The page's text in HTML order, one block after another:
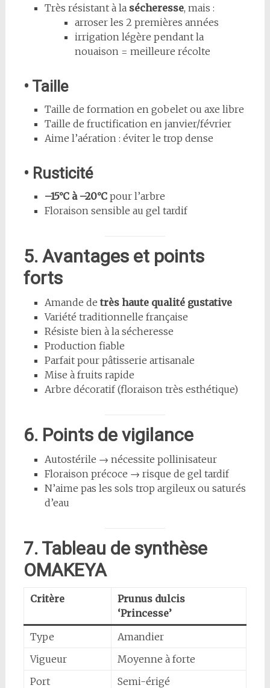
Très résistant à la sécheresse, mais :
arroser les 2 premières années
irrigation légère pendant la
nouaison = meilleure récolte
• Taille
Taille de formation en gobelet ou axe libre
Taille de fructification en janvier/février
Aime l’aération : éviter le trop dense
• Rusticité
–15°C à –20°Cpour l’arbre
Floraison sensible au gel tardif
5. Avantages et points
forts
Amande detrès haute qualité gustative
Variété traditionnelle française
Résiste bien à la sécheresse
Production fiable
Parfait pour pâtisserie artisanale
Mise à fruits rapide
Arbre décoratif (floraison très esthétique)
6. Points de vigilance
Autostérile → nécessite pollinisateur
Floraison précoce → risque de gel tardif
N’aime pas les sols trop argileux ou saturés
d’eau
7. Tableau de synthèse
OMAKEYA
Critère
Prunus dulcis
‘Princesse’
Type
Amandier
Vigueur
Moyenne à forte
Port
Semi-érigé